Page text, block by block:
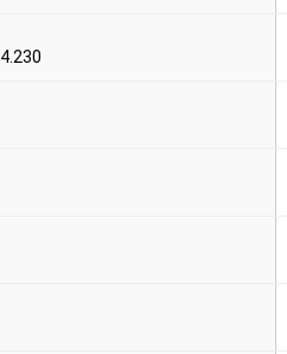
4.230